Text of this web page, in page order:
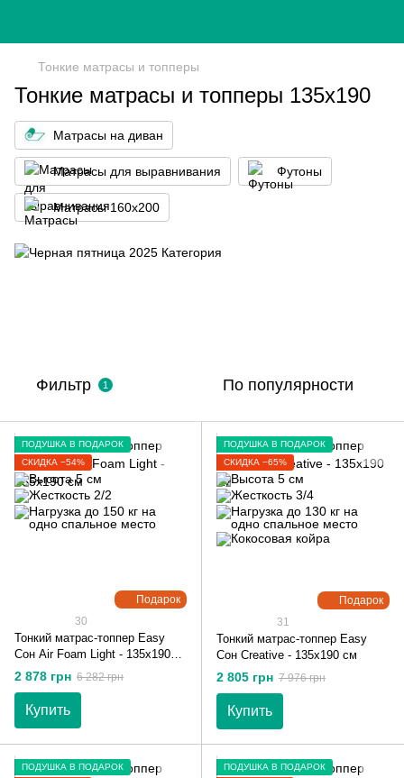
Тонкие матрасы и топперы
Тонкие матрасы и топперы 135х190
Матрасы на диван
Матрасы для выравнивания Футоны
Матрасы 160x200
Фильтр 1 По популярности
Подарок
ПОДУШКА В ПОДАРОК
СКИДКА −54%
30
Тонкий матрас-топпер Easy
Сон Air Foam Light - 135х190
см
2 878 грн 6 282 грн
Купить
Подарок
ПОДУШКА В ПОДАРОК
СКИДКА −65%
31
Тонкий матрас-топпер Easy
Сон Creative - 135х190 см
2 805 грн 7 976 грн
Купить
ПОДУШКА В ПОДАРОК
ПОДУШКА В ПОДАРОК